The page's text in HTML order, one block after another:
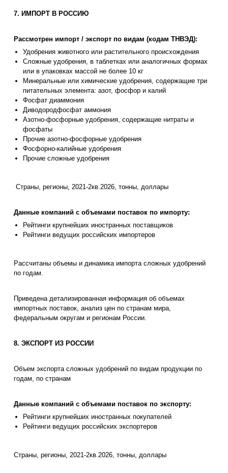
7. ИМПОРТ В РОССИЮ
Рассмотрен импорт / экспорт по видам (кодам ТНВЭД):
Удобрения животного или растительного происхождения
Сложные удобрения, в таблетках или аналогичных формах
или в упаковках массой не более 10 кг
Минеральные или химические удобрения, содержащие три
питательных элемента: азот, фосфор и калий
Фосфат диаммония
Диводородфосфат аммония
Азотно-фосфорные удобрения, содержащие нитраты и
фосфаты
Прочие азотно-фосфорные удобрения
Фосфорно-калийные удобрения
Прочие сложные удобрения
Страны, регионы, 2021-2кв.2026, тонны, доллары
Данные компаний с объемами поставок по импорту:
Рейтинги крупнейших иностранных поставщиков
Рейтинги ведущих российских импортеров
Рассчитаны объемы и динамика импорта сложных удобрений
по годам.
Приведена детализированная информация об объемах
импортных поставок, анализ цен по странам мира,
федеральным округам и регионам России.
8. ЭКСПОРТ ИЗ РОССИИ
Объем экспорта сложных удобрений по видам продукции по
годам, по странам
Данные компаний с объемами поставок по экспорту:
Рейтинги крупнейших иностранных покупателей
Рейтинги ведущих российских экспортеров
Страны, регионы, 2021-2кв.2026, тонны, доллары